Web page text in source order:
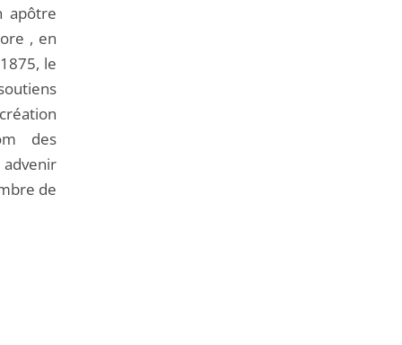
apôtre
, en
le
des
de